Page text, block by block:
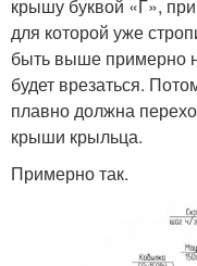
крышу буквой «Г»,
для которой уже
быть выше примерно
будет врезаться.
плавно должна
крыши крыльца.
Примерно так.